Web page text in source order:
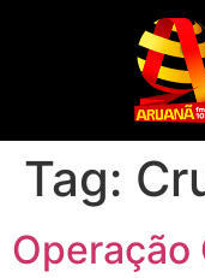
Tag:
Operação